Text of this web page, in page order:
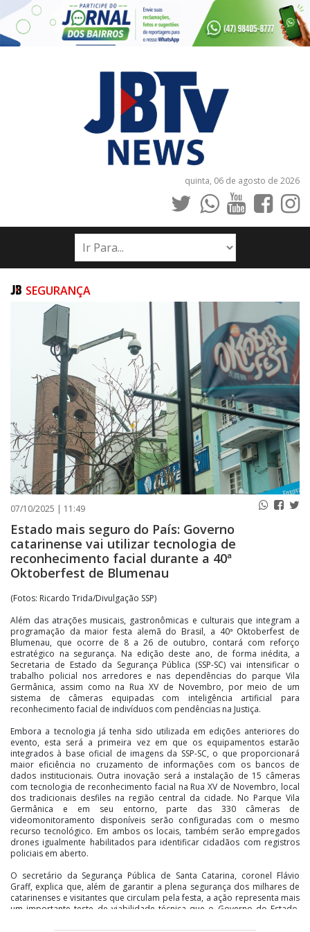
quinta, 06 de agosto de 2026
INÍCIO
NOTÍCIAS
JORNAIS
PUBLICAÇÕES LEGAIS
CONTATO
SEGURANÇA
07/10/2025 | 11:49
Estado mais seguro do País: Governo
catarinense vai utilizar tecnologia de
reconhecimento facial durante a 40ª
Oktoberfest de Blumenau
(Fotos: Ricardo Trida/Divulgação SSP)
Além das atrações musicais, gastronômicas e culturais que integram a
programação da maior festa alemã do Brasil, a 40ª Oktoberfest de
Blumenau, que ocorre de 8 a 26 de outubro, contará com reforço
estratégico na segurança. Na edição deste ano, de forma inédita, a
Secretaria de Estado da Segurança Pública (SSP-SC) vai intensificar o
trabalho policial nos arredores e nas dependências do parque Vila
Germânica, assim como na Rua XV de Novembro, por meio de um
sistema de câmeras equipadas com inteligência artificial para
reconhecimento facial de indivíduos com pendências na Justiça.
Embora a tecnologia já tenha sido utilizada em edições anteriores do
evento, esta será a primeira vez em que os equipamentos estarão
integrados à base oficial de imagens da SSP-SC, o que proporcionará
maior eficiência no cruzamento de informações com os bancos de
dados institucionais. Outra inovação será a instalação de 15 câmeras
com tecnologia de reconhecimento facial na Rua XV de Novembro, local
dos tradicionais desfiles na região central da cidade. No Parque Vila
Germânica e em seu entorno, parte das 330 câmeras de
videomonitoramento disponíveis serão configuradas com o mesmo
recurso tecnológico. Em ambos os locais, também serão empregados
drones igualmente habilitados para identificar cidadãos com registros
policiais em aberto.
O secretário da Segurança Pública de Santa Catarina, coronel Flávio
Graff, explica que, além de garantir a plena segurança dos milhares de
catarinenses e visitantes que circulam pela festa, a ação representa mais
um importante teste de viabilidade técnica que o Governo do Estado,